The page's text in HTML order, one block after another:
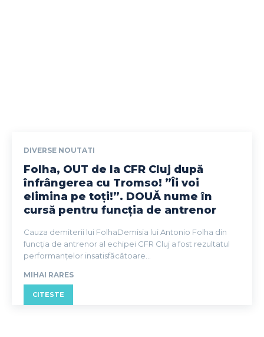
DIVERSE NOUTATI
Folha, OUT de la CFR Cluj după
înfrângerea cu Tromso! ”Îi voi
elimina pe toți!”. DOUĂ nume în
cursă pentru funcția de antrenor
Cauza demiterii lui FolhaDemisia lui Antonio Folha din
funcția de antrenor al echipei CFR Cluj a fost rezultatul
performanțelor insatisfăcătoare...
MIHAI RARES
CITESTE